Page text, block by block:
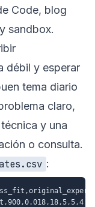
Code, blog
sandbox.
débil y esperar
tema diario
claro,
y una
o consulta.
:
,
,900,0.018, 18,5,5,4